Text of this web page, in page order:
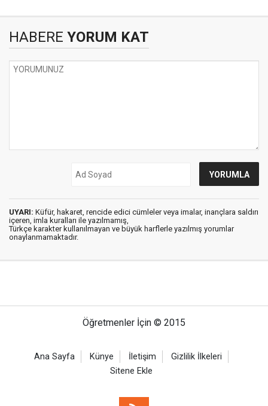
HABERE YORUM KAT
UYARI: Küfür, hakaret, rencide edici cümleler veya imalar, inançlara saldırı
içeren, imla kuralları ile yazılmamış,
Türkçe karakter kullanılmayan ve büyük harflerle yazılmış yorumlar
onaylanmamaktadır.
Öğretmenler İçin © 2015
Ana Sayfa Künye İletişim
Gizlilik İlkeleri
Sitene Ekle